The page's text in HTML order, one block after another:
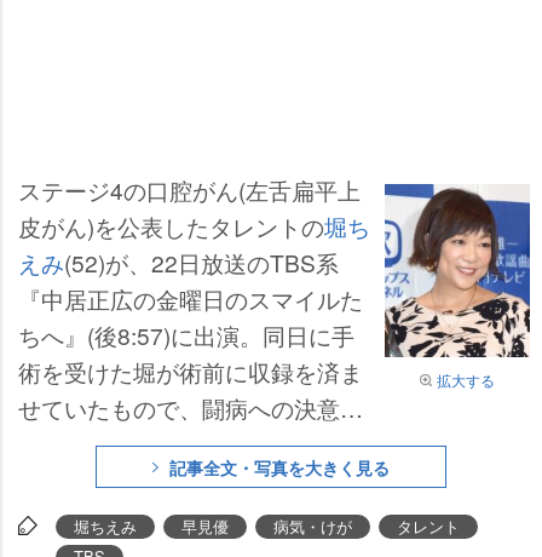
拡大する
ステージ4の口腔がん(左舌扁平上
皮がん)を公表したタレントの堀ち
えみ(52)が、22日放送のTBS系
『中居正広の金曜日のスマイルた
ちへ』(後8:57)に出演。同日に手
術を受けた堀が術前に収録を済ま
せていたもので、闘病への決意を
赤裸々に語った。番組後半では“花
の82年組”の同期・早見優(52)に直
接、病を報告する模様が放送さ
記事全文・写真を大きく見る
堀ちえみ 早見優 病気・けが
タレント